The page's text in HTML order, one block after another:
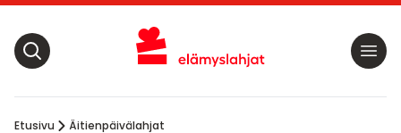
Etusivu Äitienpäivälahjat